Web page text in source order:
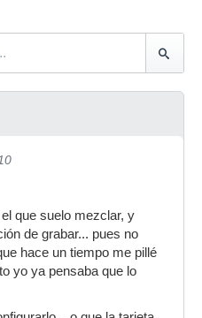
que suelo mezclar, y
de grabar... pues no
hace un tiempo me pillé
yo ya pensaba que lo